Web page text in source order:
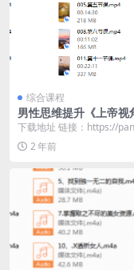
综合课程
男性思维提升《上帝视
下载地址 链接：https://
com/s/1NN6QItK...
2 年前